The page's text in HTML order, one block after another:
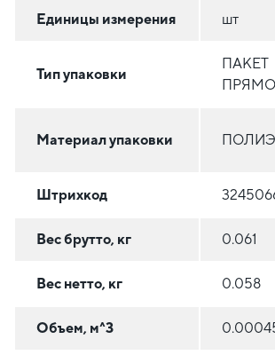
Единицы измерения шт
Тип упаковки
ПАКЕТ
Материал упаковки
Штрихкод
Вес брутто, кг 0.061
Вес нетто, кг 0.058
Объем, м^3